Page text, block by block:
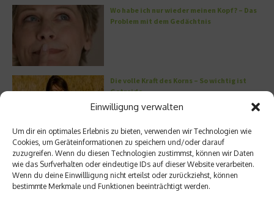
Einwilligung verwalten
Um dir ein optimales Erlebnis zu bieten, verwenden wir Technologien wie
Cookies, um Geräteinformationen zu speichern und/oder darauf
zuzugreifen. Wenn du diesen Technologien zustimmst, können wir Daten
wie das Surfverhalten oder eindeutige IDs auf dieser Website verarbeiten.
Wenn du deine Einwillligung nicht erteilst oder zurückziehst, können
bestimmte Merkmale und Funktionen beeinträchtigt werden.
Wo habe ich nur wieder meinen Kopf? – Das
Problem mit dem Gedächtnis
Die volle Kraft des Korns – So wichtig ist
Getreide
Entzündung der Nebenhöhlen: Symptome
und verschiedene Formen